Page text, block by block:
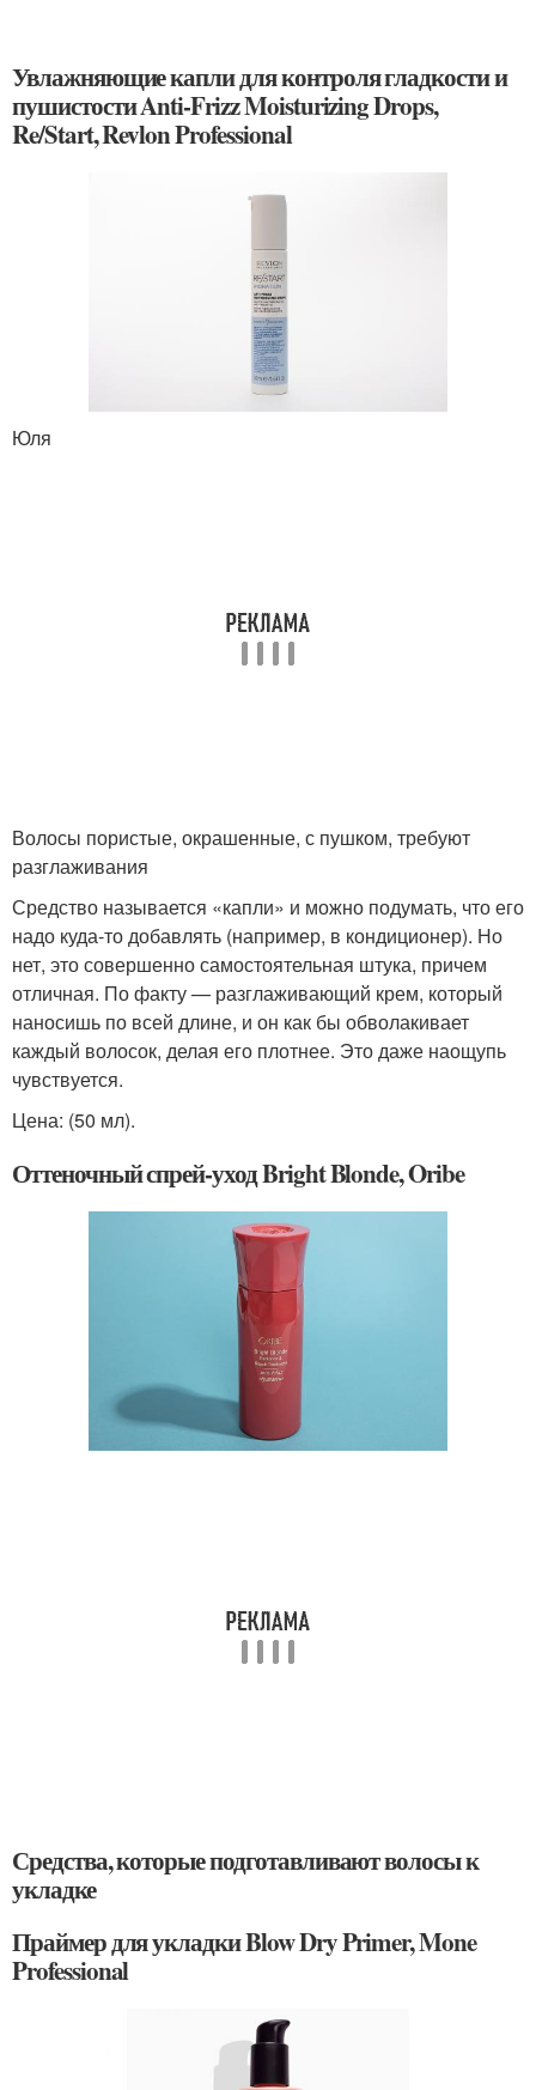
Увлажняющие капли для контроля гладкости и
пушистости Anti-Frizz Moisturizing Drops,
Re/Start, Revlon Professional
Юля
Волосы пористые, окрашенные, с пушком, требуют
разглаживания
Средство называется «капли» и можно подумать, что его
надо куда-то добавлять (например, в кондиционер). Но
нет, это совершенно самостоятельная штука, причем
отличная. По факту — разглаживающий крем, который
наносишь по всей длине, и он как бы обволакивает
каждый волосок, делая его плотнее. Это даже наощупь
чувствуется.
Цена: (50 мл).
Оттеночный спрей-уход Bright Blonde, Oribe
Средства, которые подготавливают волосы к
укладке
Праймер для укладки Blow Dry Primer, Mone
Professional